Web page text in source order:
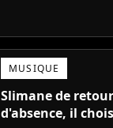
MUSIQUE
Slimane de
d'absence, il